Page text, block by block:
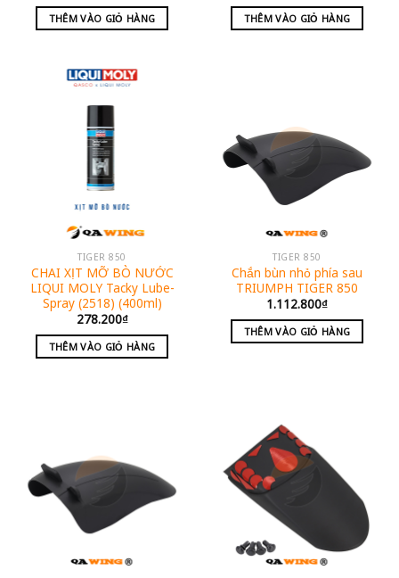
THÊM VÀO GIỎ HÀNG THÊM VÀO GIỎ HÀNG
TIGER 850
CHAI XỊT MỠ BÒ NƯỚC
LIQUI MOLY Tacky Lube-
Spray (2518) (400ml)
278.200₫
THÊM VÀO GIỎ HÀNG
TIGER 850
Chắn bùn nhỏ phía sau
TRIUMPH TIGER 850
1.112.800₫
THÊM VÀO GIỎ HÀNG